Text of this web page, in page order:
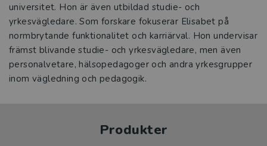
universitet. Hon är även utbildad studie- och
yrkesvägledare. Som forskare fokuserar Elisabet på
normbrytande funktionalitet och karriärval. Hon undervisar
främst blivande studie- och yrkesvägledare, men även
personalvetare, hälsopedagoger och andra yrkesgrupper
inom vägledning och pedagogik.
Produkter